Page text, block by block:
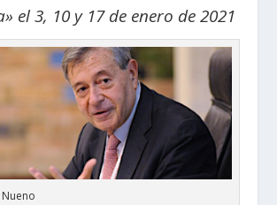
el 3, 10 y 17 de enero de 2021